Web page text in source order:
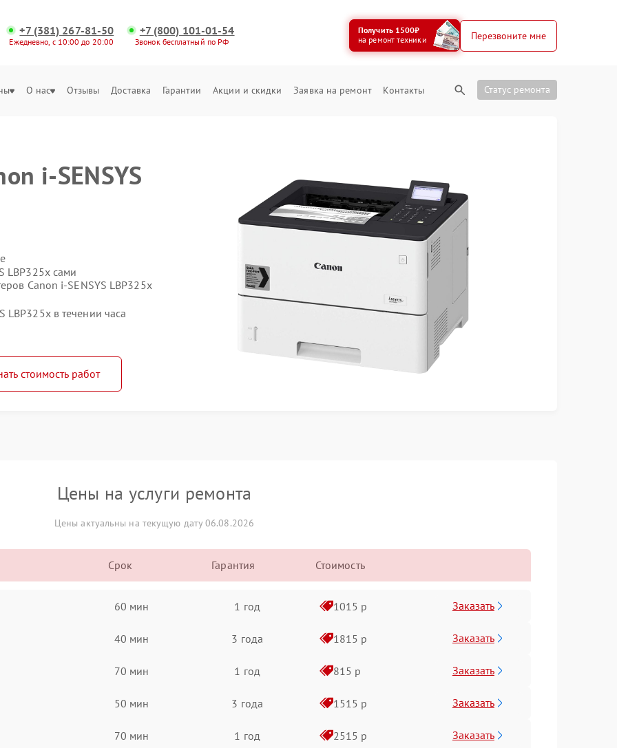
+7 (381) 267-81-50
Ежедневно, с 10:00 до 20:00
+7 (800) 101-01-54
Звонок бесплатный по РФ
Получить 1500₽
на ремонт техники
Перезвоните мне
О нас Отзывы Доставка Гарантии Акции и скидки Заявка на ремонт Контакты Статус ремонта
i-SENSYS
LBP325x сами
Canon i-SENSYS LBP325x
LBP325x в течении часа
стоимость работ
Цены на услуги ремонта
Цены актуальны на текущую дату 06.08.2026
Срок Гарантия Стоимость
60 мин 1 год 1015 р Заказать
40 мин 3 года 1815 р Заказать
70 мин 1 год 815 р Заказать
50 мин 3 года 1515 р Заказать
70 мин 1 год 2515 р Заказать